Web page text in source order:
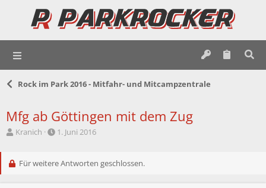
Rock im Park 2016 - Mitfahr- und Mitcampzentrale
Mfg ab Göttingen mit dem Zug
E
t
Kranich
E
t
1. Juni 2016
Für weitere Antworten geschlossen.